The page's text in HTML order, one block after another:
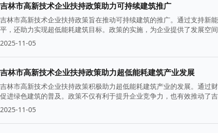
吉林市高新技术企业扶持政策助力可持续建筑推广
吉林市高新技术企业扶持政策旨在推动可持续建筑的推广。通过支持新
平，还助力实现超低能耗建筑目标。政策的实施，为企业提供了发展空
2025-11-05
吉林市高新技术企业扶持政策助力超低能耗建筑产业发展
吉林市高新技术企业扶持政策积极助力超低能耗建筑产业的发展。通过
促进绿色建筑的普及。政策不仅有利于提升企业竞争力，也有效推动了
2025-11-05